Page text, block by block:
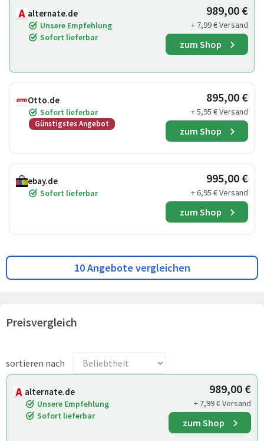
alternate.de
Unsere Empfehlung
Sofort lieferbar
989,00 €
+ 7,99 € Versand
zum Shop
Otto.de
Sofort lieferbar
Günstigstes Angebot
895,00 €
+ 5,95 € Versand
zum Shop
ebay.de
Sofort lieferbar
995,00 €
+ 6,95 € Versand
zum Shop
10 Angebote vergleichen
Preisvergleich
sortieren nach
alternate.de
Unsere Empfehlung
Sofort lieferbar
989,00 €
+ 7,99 € Versand
zum Shop